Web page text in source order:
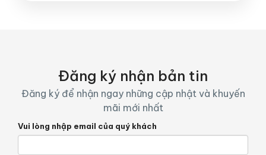
Đăng ký nhận bản tin
Đăng ký để nhận ngay những cập nhật và khuyến
mãi mới nhất
Vui lòng nhập email của quý khách